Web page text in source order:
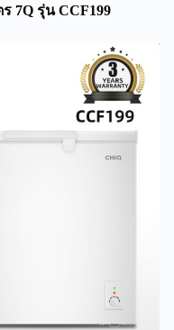
7Q รุ่น CCF199